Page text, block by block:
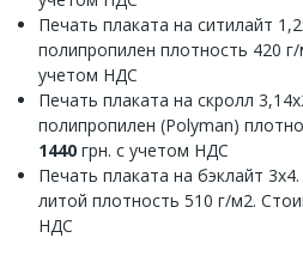
Печать плаката на ситилайт
полипропилен плотность 420
учетом НДС
Печать плаката на скролл
полипропилен (Polyman)
1440 грн. с учетом НДС
Печать плаката на бэклайт
литой плотность 510 г/м2.
НДС